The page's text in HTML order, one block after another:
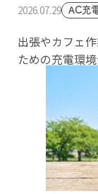
2026.07.29 AC充
出張やカフェ
ための充電環